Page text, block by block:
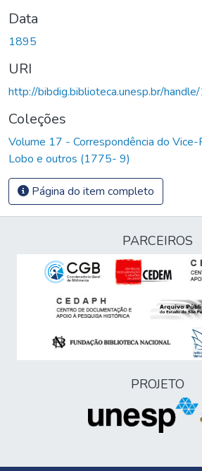
Data
1895
URI
http://bibdig.biblioteca.unesp.br/
Coleções
Volume 17 - Correspondência do
Lobo e outros (1775- 9)
Página do item completo
PARCEIROS
PROJETO